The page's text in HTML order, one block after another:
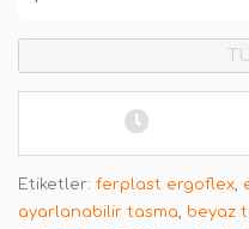
Etiketler: ferplast ergoflex,
ayarlanabilir tasma, beyaz